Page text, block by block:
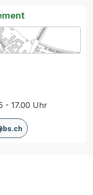
von MapBS.
Link, wird in einem
- 17.00 Uhr